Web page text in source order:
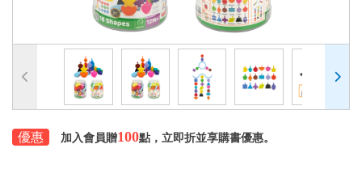
優惠 加入會員贈100點，立即折並享購書優惠。